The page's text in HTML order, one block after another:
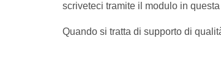
scriveteci tramite il modulo in
Quando si tratta di supporto di